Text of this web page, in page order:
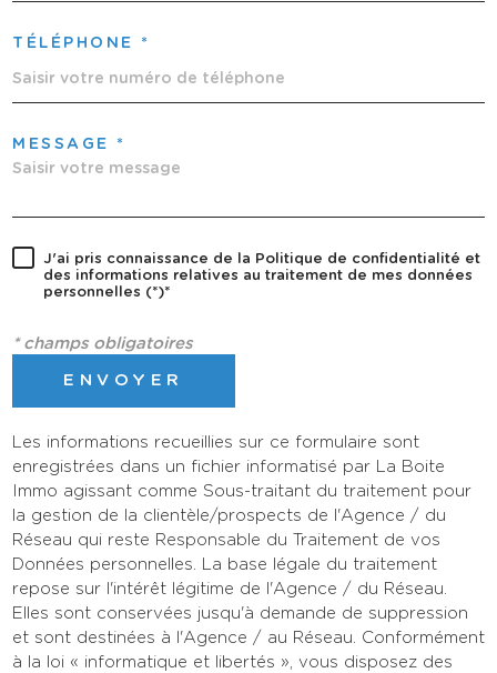
TÉLÉPHONE *
MESSAGE *
J'ai pris connaissance de la Politique de confidentialité et
des informations relatives au traitement de mes données
personnelles (*)*
* champs obligatoires
ENVOYER
Les informations recueillies sur ce formulaire sont
enregistrées dans un fichier informatisé par La Boite
Immo agissant comme Sous-traitant du traitement pour
la gestion de la clientèle/prospects de l'Agence / du
Réseau qui reste Responsable du Traitement de vos
Données personnelles. La base légale du traitement
repose sur l'intérêt légitime de l'Agence / du Réseau.
Elles sont conservées jusqu'à demande de suppression
et sont destinées à l'Agence / au Réseau. Conformément
à la loi « informatique et libertés », vous disposez des